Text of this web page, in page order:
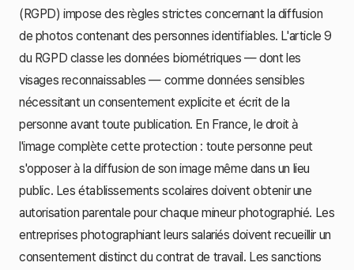
(RGPD) impose des règles strictes concernant la diffusion
de photos contenant des personnes identifiables. L'article 9
du RGPD classe les données biométriques — dont les
visages reconnaissables — comme données sensibles
nécessitant un consentement explicite et écrit de la
personne avant toute publication. En France, le droit à
l'image complète cette protection : toute personne peut
s'opposer à la diffusion de son image même dans un lieu
public. Les établissements scolaires doivent obtenir une
autorisation parentale pour chaque mineur photographié. Les
entreprises photographiant leurs salariés doivent recueillir un
consentement distinct du contrat de travail. Les sanctions